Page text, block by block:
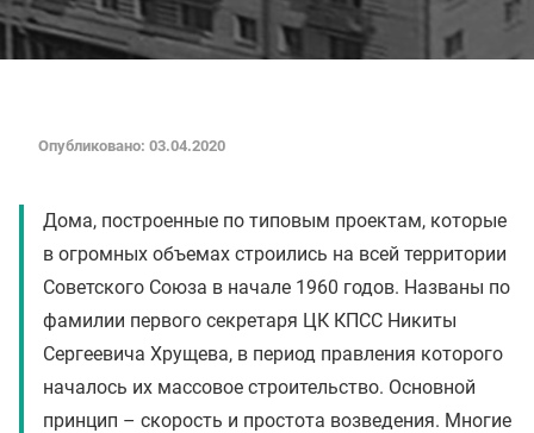
Опубликовано: 03.04.2020
Дома, построенные по типовым проектам, которые
в огромных объемах строились на всей территории
Советского Союза в начале 1960 годов. Названы по
фамилии первого секретаря ЦК КПСС Никиты
Сергеевича Хрущева, в период правления которого
началось их массовое строительство. Основной
принцип – скорость и простота возведения. Многие